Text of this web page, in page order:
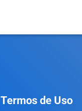
Termos de Uso